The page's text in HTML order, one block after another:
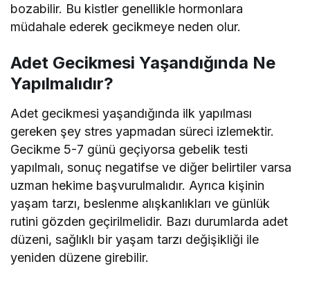
bozabilir. Bu kistler genellikle hormonlara
müdahale ederek gecikmeye neden olur.
Adet Gecikmesi Yaşandığında Ne
Yapılmalıdır?
Adet gecikmesi yaşandığında ilk yapılması
gereken şey stres yapmadan süreci izlemektir.
Gecikme 5-7 günü geçiyorsa gebelik testi
yapılmalı, sonuç negatifse ve diğer belirtiler varsa
uzman hekime başvurulmalıdır. Ayrıca kişinin
yaşam tarzı, beslenme alışkanlıkları ve günlük
rutini gözden geçirilmelidir. Bazı durumlarda adet
düzeni, sağlıklı bir yaşam tarzı değişikliği ile
yeniden düzene girebilir.